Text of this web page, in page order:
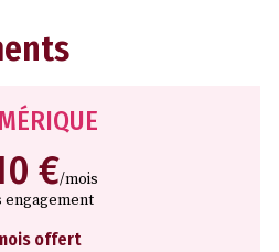
€/mois
engagement
offert